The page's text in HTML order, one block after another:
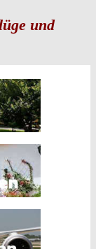
und